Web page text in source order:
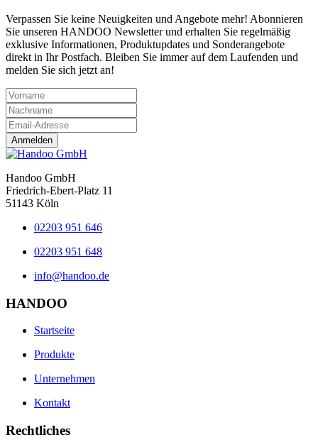
Verpassen Sie keine Neuigkeiten und Angebote mehr! Abonnieren
Sie unseren HANDOO Newsletter und erhalten Sie regelmäßig
exklusive Informationen, Produktupdates und Sonderangebote
direkt in Ihr Postfach. Bleiben Sie immer auf dem Laufenden und
melden Sie sich jetzt an!
Anmelden
Handoo GmbH
Friedrich-Ebert-Platz 11
51143 Köln
02203 951 646
02203 951 648
info@handoo.de
HANDOO
Startseite
Produkte
Unternehmen
Kontakt
Rechtliches